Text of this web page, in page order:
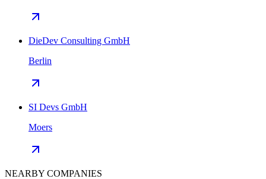
DieDev Consulting GmbH
Berlin
SI Devs GmbH
Moers
NEARBY COMPANIES